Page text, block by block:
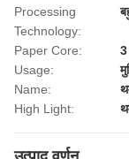
Processing
Technology:
Paper Core:
3
Usage:
Name:
High Light: